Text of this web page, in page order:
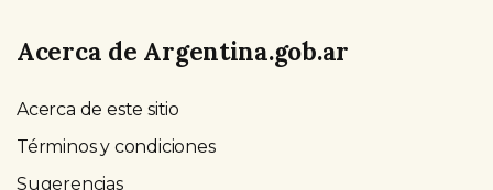
Acerca de Argentina.gob.ar
Acerca de este sitio
Términos y condiciones
Sugerencias